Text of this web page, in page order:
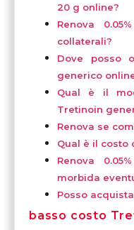
20 g online?
Renova
collaterali?
Dove posso
generico
Qual è il
Tretinoin
Renova se
Qual è il costo
Renova
morbida
Posso
basso costo